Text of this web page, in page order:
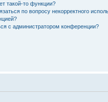
такой-то функции?
по вопросу некорректного
с администратором конференции?